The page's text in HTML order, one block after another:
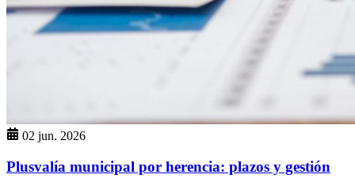
02 jun. 2026
Plusvalía municipal por herencia: plazos y gestión